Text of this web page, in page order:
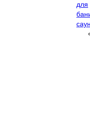
для